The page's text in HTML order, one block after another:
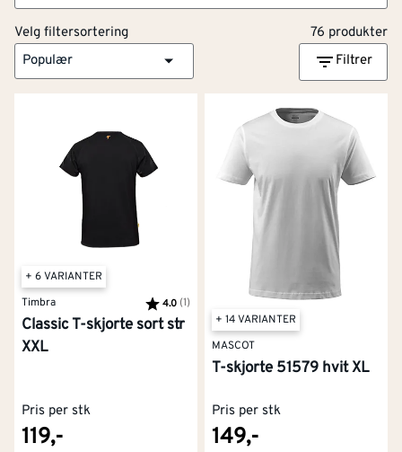
Velg filtersortering
76 produkter
Populær
Filtrer
+ 6 VARIANTER
Timbra
Karakter:
4.0 (1)
Classic T-skjorte sort str
XXL
Pris per stk
119,-
+ 14 VARIANTER
MASCOT
T-skjorte 51579 hvit XL
Pris per stk
149,-